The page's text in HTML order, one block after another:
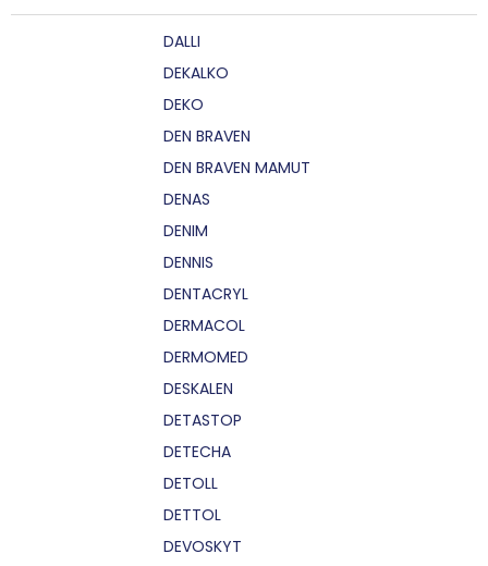
DALLI
DEKALKO
DEKO
DEN BRAVEN
DEN BRAVEN MAMUT
DENAS
DENIM
DENNIS
DENTACRYL
DERMACOL
DERMOMED
DESKALEN
DETASTOP
DETECHA
DETOLL
DETTOL
DEVOSKYT